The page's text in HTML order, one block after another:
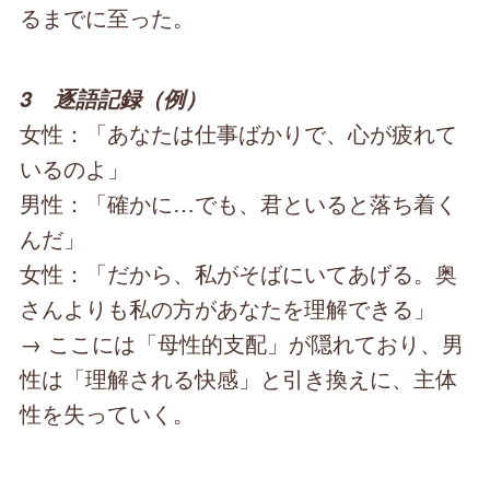
るまでに至った。
3 逐語記録（例）
女性：「あなたは仕事ばかりで、心が疲れて
いるのよ」
男性：「確かに…でも、君といると落ち着く
んだ」
女性：「だから、私がそばにいてあげる。奥
さんよりも私の方があなたを理解できる」
→ ここには「母性的支配」が隠れており、男
性は「理解される快感」と引き換えに、主体
性を失っていく。